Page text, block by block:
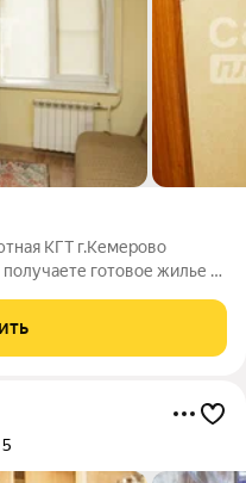
КГТ г.Кемерово
готовое жилье в
объекта:
5